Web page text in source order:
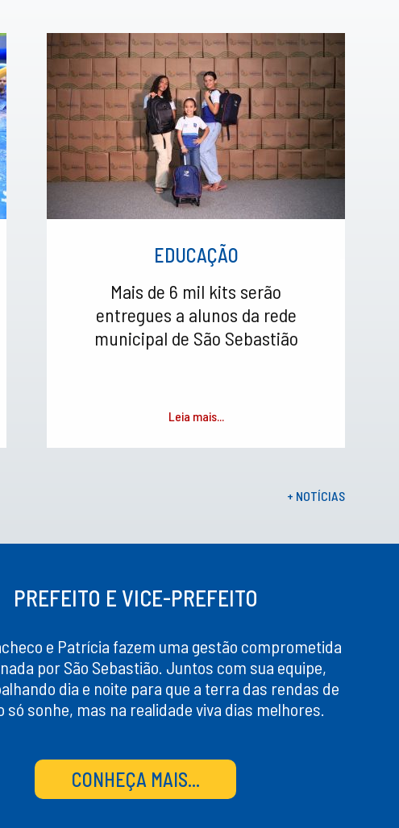
EDUCAÇÃO
Mais de 6 mil kits serão
entregues a alunos da rede
municipal de São Sebastião
Leia mais...
+ NOTÍCIAS
PREFEITO E VICE-PREFEITO
e Patrícia fazem uma gestão comprometida
por São Sebastião. Juntos com sua equipe,
dia e noite para que a terra das rendas de
só sonhe, mas na realidade viva dias melhores.
CONHEÇA MAIS...